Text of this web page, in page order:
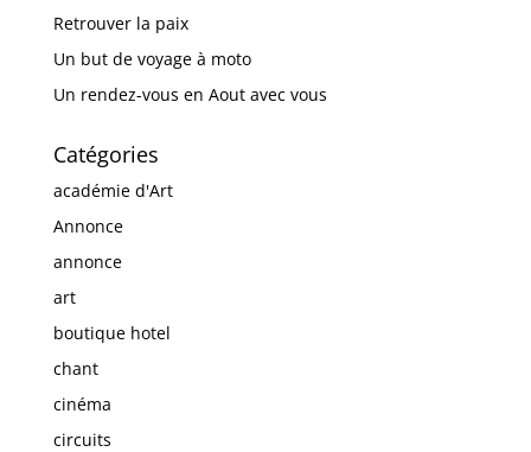
Retrouver la paix
Un but de voyage à moto
Un rendez-vous en Aout avec vous
Catégories
académie d'Art
Annonce
annonce
art
boutique hotel
chant
cinéma
circuits